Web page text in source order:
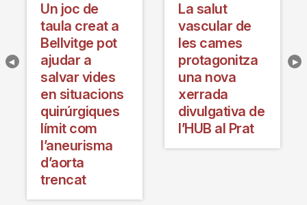
Un joc de
taula creat a
Bellvitge pot
ajudar a
salvar vides
en situacions
quirúrgiques
límit com
l’aneurisma
d’aorta
trencat
La salut
vascular de
les cames
protagonitza
una nova
xerrada
divulgativa de
l’HUB al Prat